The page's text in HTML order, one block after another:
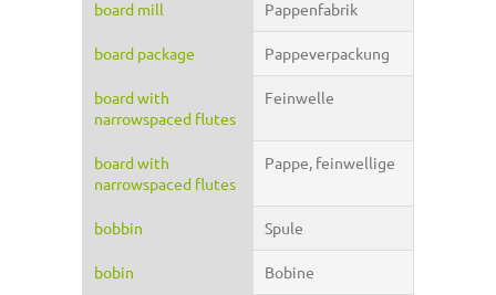
board mill Pappenfabrik
board package Pappeverpackung
board with
narrowspaced flutes
Feinwelle
board with
narrowspaced flutes
Pappe, feinwellige
bobbin Spule
bobin Bobine